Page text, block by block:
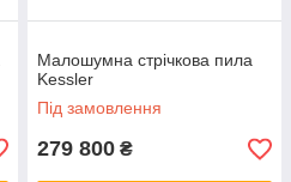
Малошумна стрічкова пила
Kessler
Під замовлення
279 800 ₴